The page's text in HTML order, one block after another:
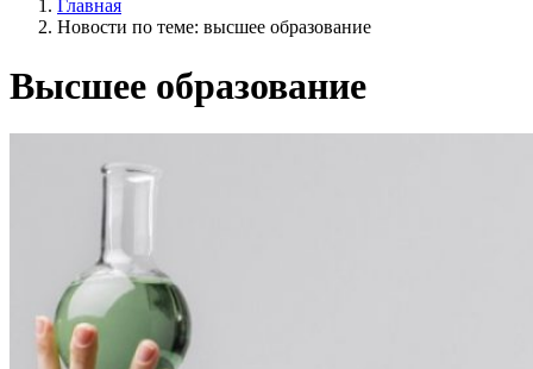
Главная
Новости по теме: высшее образование
Высшее образование